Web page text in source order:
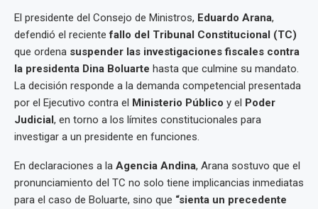
El presidente del Consejo de Ministros, Eduardo Arana,
defendió el recientefallo del Tribunal Constitucional (TC)
que ordena suspender las investigaciones fiscales contra
la presidenta Dina Boluarte hasta que culmine su mandato.
La decisión responde a la demanda competencial presentada
por el Ejecutivo contra el Ministerio Público y el Poder
Judicial, en torno a los límites constitucionales para
investigar a un presidente en funciones.
En declaraciones a la Agencia Andina, Arana sostuvo que el
pronunciamiento del TC no solo tiene implicancias inmediatas
para el caso de Boluarte, sino que “sienta un precedente